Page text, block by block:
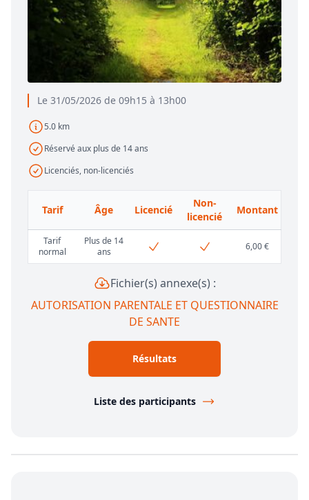
Le 31/05/2026 de 09h15 à 13h00
5.0 km
Réservé aux plus de 14 ans
Licenciés, non-licenciés
Tarif Âge Licencié
Non-
licencié
Montant
Tarif
normal
Plus de 14
ans
6,00 €
Fichier(s) annexe(s) :
AUTORISATION PARENTALE ET QUESTIONNAIRE
DE SANTE
Résultats
Liste des participants